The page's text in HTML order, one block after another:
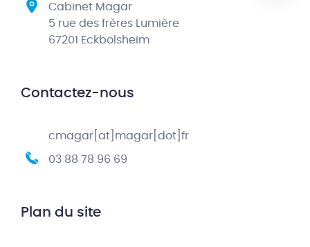
Cabinet Magar
5 rue des frères Lumière
67201 Eckbolsheim
Contactez-nous
cmagar[at]magar[dot]fr
03 88 78 96 69
Plan du site